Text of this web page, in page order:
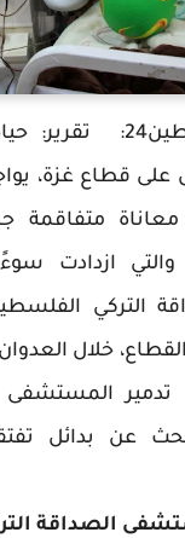
غزة:
متفاقمة
والتي ازدادت
التركي
خلال العدوان
المستشفى
عن بدائل
الصداقة